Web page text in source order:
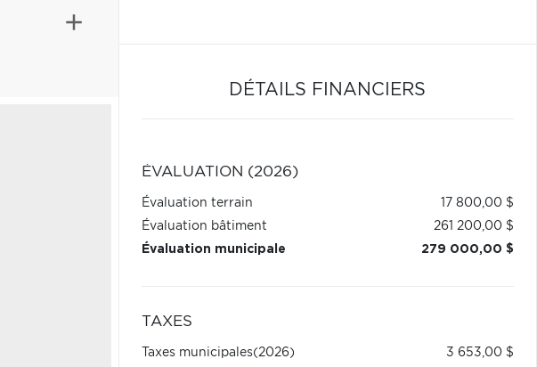
DÉTAILS FINANCIERS
ÉVALUATION (2026)
Évaluation terrain
17 800,00 $
Évaluation bâtiment
261 200,00 $
Évaluation municipale
279 000,00 $
TAXES
Taxes municipales(2026) 3 653,00 $